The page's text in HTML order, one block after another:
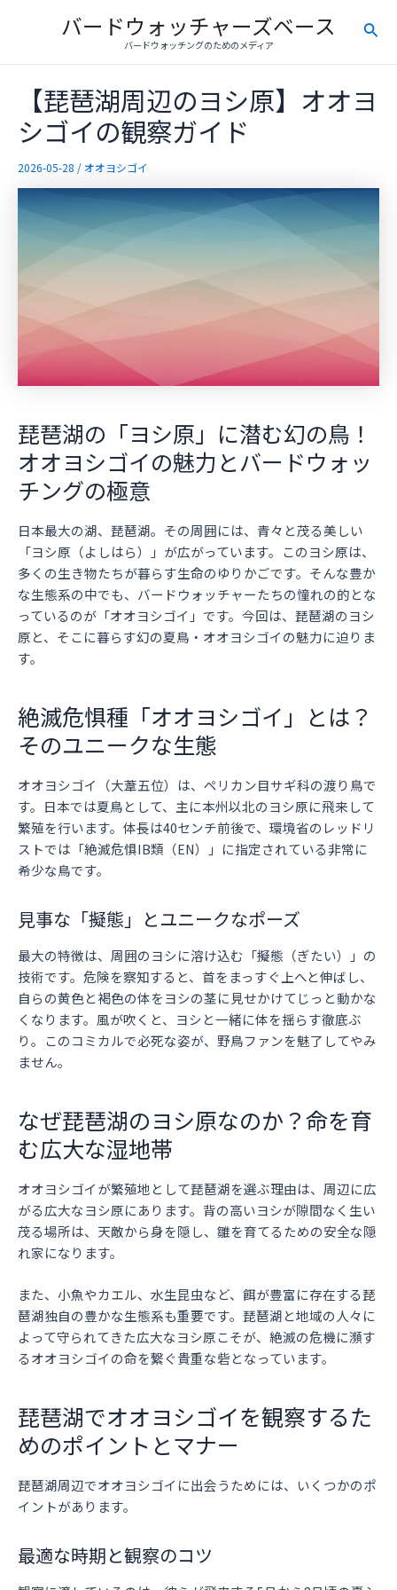
バードウォッチャーズベース
バードウォッチングのためのメディア
検
【琵琶湖周辺のヨシ原】オオヨ
シゴイの観察ガイド
2026-05-28 /オオヨシゴイ
琵琶湖の「ヨシ原」に潜む幻の鳥！
オオヨシゴイの魅力とバードウォッ
チングの極意
日本最大の湖、琵琶湖。その周囲には、青々と茂る美しい
「ヨシ原（よしはら）」が広がっています。このヨシ原は、
多くの生き物たちが暮らす生命のゆりかごです。そんな豊か
な生態系の中でも、バードウォッチャーたちの憧れの的とな
っているのが「オオヨシゴイ」です。今回は、琵琶湖のヨシ
原と、そこに暮らす幻の夏鳥・オオヨシゴイの魅力に迫りま
す。
絶滅危惧種「オオヨシゴイ」とは？
そのユニークな生態
オオヨシゴイ（大葦五位）は、ペリカン目サギ科の渡り鳥で
す。日本では夏鳥として、主に本州以北のヨシ原に飛来して
繁殖を行います。体長は40センチ前後で、環境省のレッドリ
ストでは「絶滅危惧IB類（EN）」に指定されている非常に
希少な鳥です。
見事な「擬態」とユニークなポーズ
最大の特徴は、周囲のヨシに溶け込む「擬態（ぎたい）」の
技術です。危険を察知すると、首をまっすぐ上へと伸ばし、
自らの黄色と褐色の体をヨシの茎に見せかけてじっと動かな
くなります。風が吹くと、ヨシと一緒に体を揺らす徹底ぶ
り。このコミカルで必死な姿が、野鳥ファンを魅了してやみ
ません。
なぜ琵琶湖のヨシ原なのか？命を育
む広大な湿地帯
オオヨシゴイが繁殖地として琵琶湖を選ぶ理由は、周辺に広
がる広大なヨシ原にあります。背の高いヨシが隙間なく生い
茂る場所は、天敵から身を隠し、雛を育てるための安全な隠
れ家になります。
また、小魚やカエル、水生昆虫など、餌が豊富に存在する琵
琶湖独自の豊かな生態系も重要です。琵琶湖と地域の人々に
よって守られてきた広大なヨシ原こそが、絶滅の危機に瀕す
るオオヨシゴイの命を繋ぐ貴重な砦となっています。
琵琶湖でオオヨシゴイを観察するた
めのポイントとマナー
琵琶湖周辺でオオヨシゴイに出会うためには、いくつかのポ
イントがあります。
最適な時期と観察のコツ